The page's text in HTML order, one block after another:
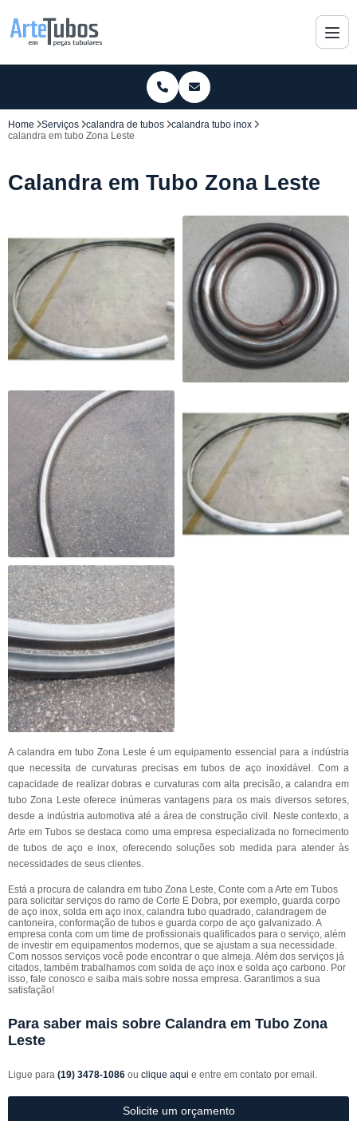
Home Serviços calandra de tubos
calandra tubo inox
calandra em tubo Zona Leste
Calandra em Tubo Zona Leste
A calandra em tubo Zona Leste é um equipamento essencial para a indústria
que necessita de curvaturas precisas em tubos de aço inoxidável. Com a
capacidade de realizar dobras e curvaturas com alta precisão, a calandra em
tubo Zona Leste oferece inúmeras vantagens para os mais diversos setores,
desde a indústria automotiva até a área de construção civil. Neste contexto, a
Arte em Tubos se destaca como uma empresa especializada no fornecimento
de tubos de aço e inox, oferecendo soluções sob medida para atender às
necessidades de seus clientes.
Está a procura de calandra em tubo Zona Leste, Conte com a Arte em Tubos
para solicitar serviços do ramo de Corte E Dobra, por exemplo, guarda corpo
de aço inox, solda em aço inox, calandra tubo quadrado, calandragem de
cantoneira, conformação de tubos e guarda corpo de aço galvanizado. A
empresa conta com um time de profissionais qualificados para o serviço, além
de investir em equipamentos modernos, que se ajustam a sua necessidade.
Com nossos serviços você pode encontrar o que almeja. Além dos serviços já
citados, também trabalhamos com solda de aço inox e solda aço carbono. Por
isso, fale conosco e saiba mais sobre nossa empresa. Garantimos a sua
satisfação!
Para saber mais sobre Calandra em Tubo Zona
Leste
Ligue para (19) 3478-1086 ou clique aqui e entre em contato por email.
Solicite um orçamento